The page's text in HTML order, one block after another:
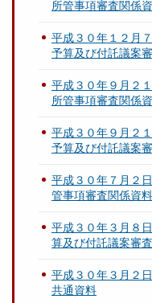
所管事項審査関係
平成３０年１２月
予算及び付託議案
平成３０年９月２
所管事項審査関係
平成３０年９月２
予算及び付託議案
平成３０年７月２
管事項審査関係資料
平成３０年３月８
算及び付託議案審
平成３０年３月２
共通資料